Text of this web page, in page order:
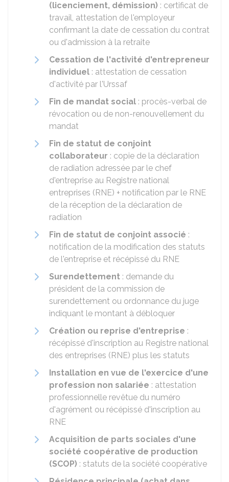
(licenciement, démission) : certificat de
travail, attestation de l'employeur
confirmant la date de cessation du contrat
ou d'admission à la retraite
Cessation de l'activité d'entrepreneur
individuel : attestation de cessation
d'activité par l'Urssaf
Fin de mandat social : procès-verbal de
révocation ou de non-renouvellement du
mandat
Fin de statut de conjoint
collaborateur : copie de la déclaration
de radiation adressée par le chef
d'entreprise au Registre national
entreprises (RNE) + notification par le RNE
de la réception de la déclaration de
radiation
Fin de statut de conjoint associé :
notification de la modification des statuts
de l'entreprise et récépissé du RNE
Surendettement : demande du
président de la commission de
surendettement ou ordonnance du juge
indiquant le montant à débloquer
Création ou reprise d'entreprise :
récépissé d'inscription au Registre national
des entreprises (RNE) plus les statuts
Installation en vue de l'exercice d'une
profession non salariée : attestation
professionnelle revêtue du numéro
d'agrément ou récépissé d'inscription au
RNE
Acquisition de parts sociales d'une
société coopérative de production
(SCOP) : statuts de la société coopérative